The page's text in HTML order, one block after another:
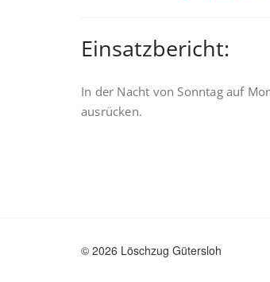
Einsatzbericht:
In der Nacht von Sonntag auf
ausrücken.
© 2026 Löschzug Gütersloh